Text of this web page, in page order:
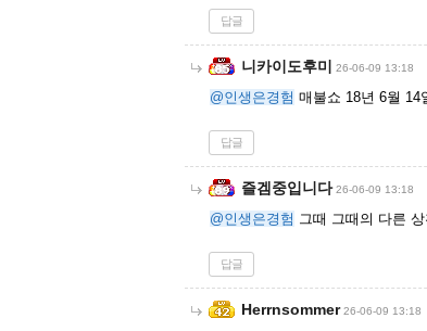
답글
니카이도후미 26-06-09 13:18
@인생은경험 매불쇼 18년 6월 14
답글
즐겜중입니다 26-06-09 13:18
@인생은경험 그때 그때의 다른
답글
Herrnsommer 26-06-09 13:18